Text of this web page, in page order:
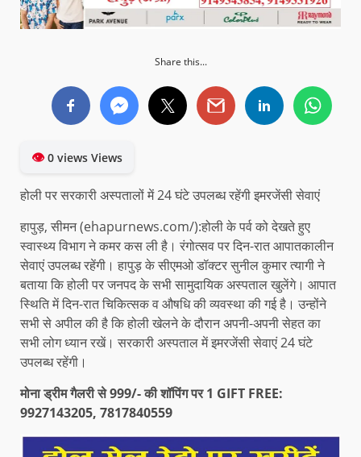
Share this...
👁0 views Views
होली पर सरकारी अस्पतालों में 24 घंटे उपलब्ध रहेंगी इमरजेंसी सेवाएं
हापुड़, सीमन (ehapurnews.com/):होली के पर्व को देखते हुए
स्वास्थ्य विभाग ने कमर कस ली है। रंगोत्सव पर दिन-रात आपातकालीन
सेवाएं उपलब्ध रहेंगी। हापुड़ के सीएमओ डॉक्टर सुनील कुमार त्यागी ने
बताया कि होली पर जनपद के सभी सामुदायिक अस्पताल खुलेंगे। आपात
स्थिति में दिन-रात चिकित्सक व औषधि की व्यवस्था की गई है। उन्होंने
सभी से अपील की है कि होली खेलने के दौरान अपनी-अपनी सेहत का
सभी लोग ध्यान रखें। सरकारी अस्पताल में इमरजेंसी सेवाएं 24 घंटे
उपलब्ध रहेंगी।
मोना ड्रीम गैलरी से 999/- की शॉपिंग पर 1 GIFT FREE:
9927143205, 7817840559